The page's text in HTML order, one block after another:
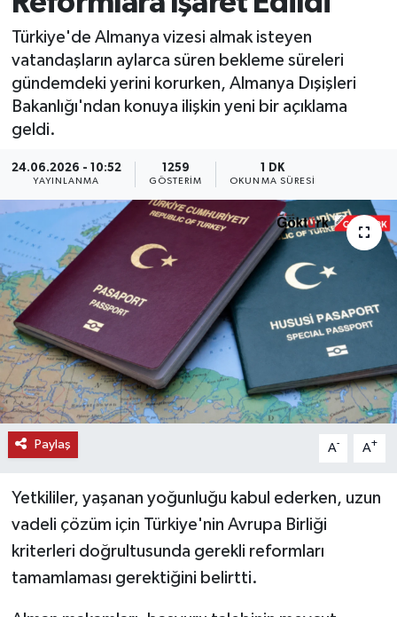
Türkiye'de Almanya vizesi almak isteyen
vatandaşların aylarca süren bekleme süreleri
gündemdeki yerini korurken, Almanya Dışişleri
Bakanlığı'ndan konuya ilişkin yeni bir açıklama
geldi.
24.06.2026 - 10:52
YAYINLANMA
1259
GÖSTERIM
1 DK
OKUNMA SÜRESI
Paylaş A- A+
Yetkililer, yaşanan yoğunluğu kabul ederken, uzun
vadeli çözüm için Türkiye'nin Avrupa Birliği
kriterleri doğrultusunda gerekli reformları
tamamlaması gerektiğini belirtti.
GÖKTÜRK
GÜNDEM
KEMERBURGAZ
KÜLTÜR - SANAT
MAGAZİN
ÖZEL HABER
SAĞLIK
SPOR
TEKNOLOJİ
TİCARET
YAŞAM